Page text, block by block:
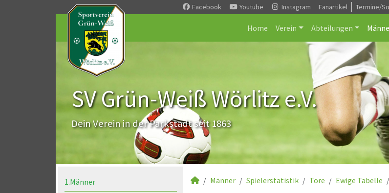
Facebook Youtube Instagram Fanartikel Termine/
Home Verein Abteilungen
SV Grün-Weiß Wörlitz e.V.
Dein Verein in der Parkstadt seit 1863
1.Männer
Männer Spielerstatistik Tore Ewige Tabelle